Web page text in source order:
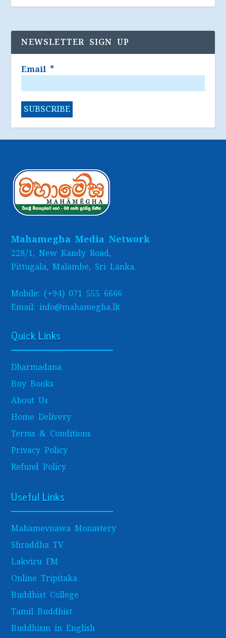
NEWSLETTER SIGN UP
Email *
Mahamegha Media Network
228/1, New Kandy Road,
Pittugala, Malambe, Sri Lanka.
Mobile: (+94) 071 555 6666
Email: info@mahamegha.lk
Quick Links
Dharmadana
Buy Books
About Us
Home Delivery
Terms & Conditions
Privacy Policy
Refund Policy
Useful Links
Mahamevnawa Monastery
Shraddha TV
Lakviru FM
Online Tripitaka
Buddhist College
Tamil Buddhist
Buddhism in English